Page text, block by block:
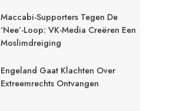
Maccabi-Supporters Tegen De
‘Nee’-Loop: VK-Media Creëren Een
Moslimdreiging
Engeland Gaat Klachten Over
Extreemrechts Ontvangen